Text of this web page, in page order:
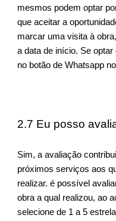
mesmos podemoptar
que aceitar a
marcar uma visita à
a data de início. Se
no botão de Whatsapp
2.7 Eu posso
Sim, a avaliação
próximos serviços aos
realizar. é possível
obra a qual realizou, ao
selecione de 1 a 5